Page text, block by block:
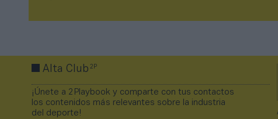
Alta Club2P
¡Únete a 2Playbook y comparte con tus contactos
los contenidos más relevantes sobre la industria
del deporte!